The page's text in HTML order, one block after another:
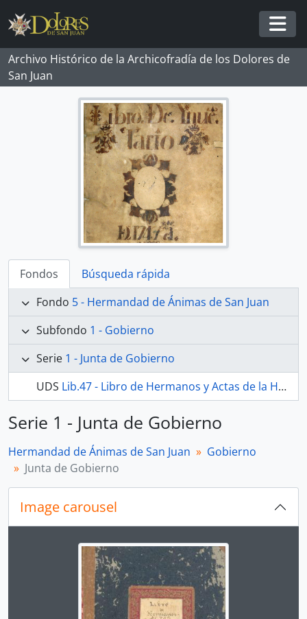
Skip to main content
Archivo Histórico de la Archicofradía de los Dolores de
San Juan
Fondos
Búsqueda rápida
Fondo 5 - Hermandad de Ánimas de San Juan
Subfondo 1 - Gobierno
Serie 1 - Junta de Gobierno
UDS Lib.47 - Libro de Hermanos y Actas de la Hermandad de Ánimas de San Juan.
Serie 1 - Junta de Gobierno
Hermandad de Ánimas de San Juan
Gobierno
Junta de Gobierno
Image carousel
Changing the current slide of this carousel will